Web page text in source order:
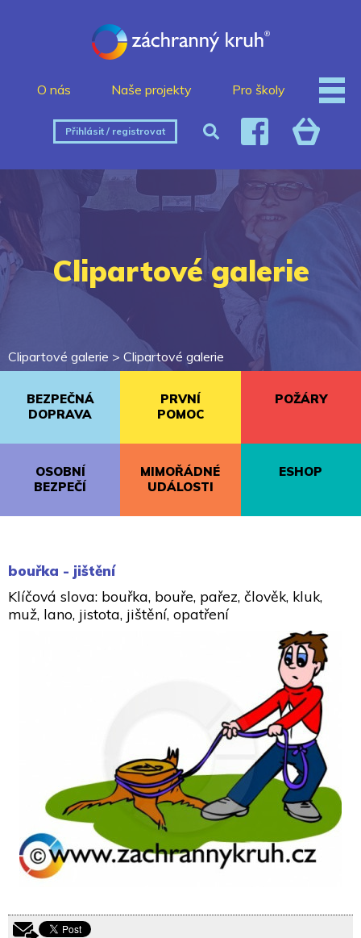
O nás Naše projekty Pro školy
Přihlásit / registrovat
Clipartové galerie
Clipartové galerie > Clipartové galerie
BEZPEČNÁ
DOPRAVA
PRVNÍ
POMOC
POŽÁRY
OSOBNÍ
BEZPEČÍ
MIMOŘÁDNÉ
UDÁLOSTI
ESHOP
bouřka - jištění
Klíčová slova: bouřka, bouře, pařez, člověk, kluk,
muž, lano, jistota, jištění, opatření